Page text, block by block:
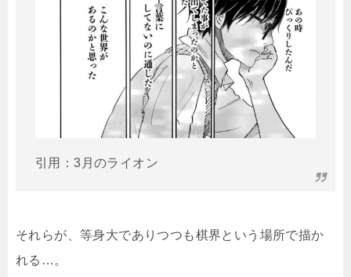
引用：3月のライオン
それらが、等身大でありつつも棋界という場所で描か
れる…。